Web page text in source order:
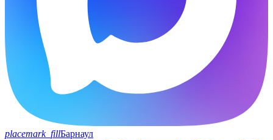
placemark_fillБарнаул